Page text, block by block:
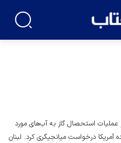
عملیات استحصال گاز به آب‌های مورد
آمریکا درخواست میانجیگری کرد. لبنان